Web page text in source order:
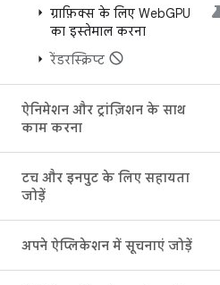
ग्राफ़िक्स के लिए WebGPU
का इस्तेमाल करना
रेंडरस्क्रिप्ट
ऐनिमेशन और ट्रांज़िशन के साथ
काम करना
टच और इनपुट के लिए सहायता
जोड़ें
अपने ऐप्लिकेशन में सूचनाएं जोड़ें